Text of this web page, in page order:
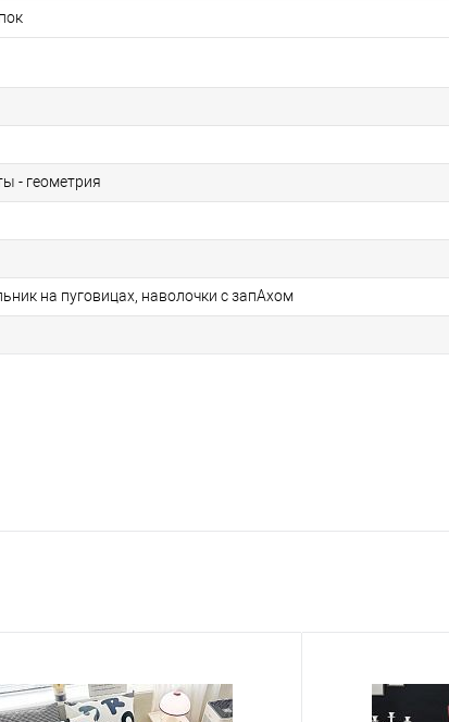
- геометрия
на пуговицах, наволочки с запАхом